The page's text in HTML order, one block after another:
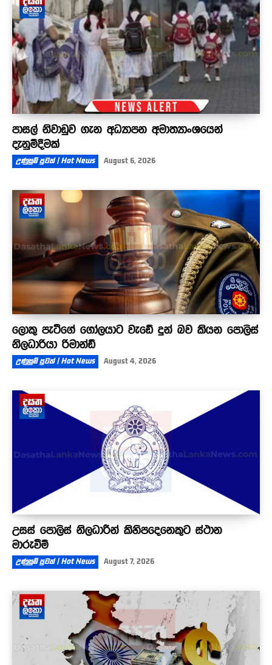
පාසල් නිවාඩුව ගැන අධ්‍යාපන අමාත්‍යාංශයෙන්
දැනුම්දීමක්
උණුසුම් පුවත් | Hot News August 6, 2026
ලොකු පැටීගේ ගෝලයාට වැඩේ දුන් බව කියන පොලිස්
නිලධාරියා රිමාන්ඩ්
උණුසුම් පුවත් | Hot News August 4, 2026
උසස් පොලිස් නිලධාරීන් කිහිපදෙනෙකුට ස්ථාන
මාරුවීම්
උණුසුම් පුවත් | Hot News August 7, 2026